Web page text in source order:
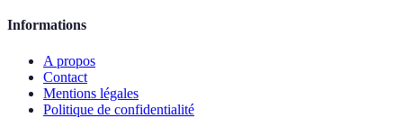
Informations
A propos
Contact
Mentions légales
Politique de confidentialité